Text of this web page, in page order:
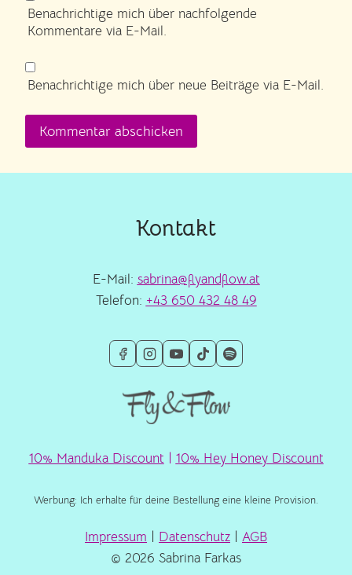
Benachrichtige mich über nachfolgende
Kommentare via E-Mail.
Benachrichtige mich über neue Beiträge via E-Mail.
Kontakt
E-Mail: sabrina@flyandflow.at
Telefon: +43 650 432 48 49
10% Manduka Discount 10% Hey Honey Discount
Werbung: Ich erhalte für deine Bestellung eine kleine Provision.
Impressum Datenschutz
AGB
© 2026 Sabrina Farkas